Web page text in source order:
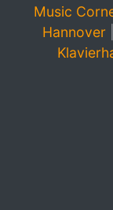
Music
Hannover